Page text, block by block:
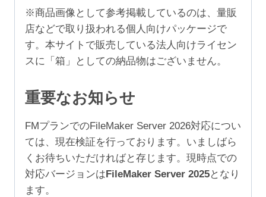
ラ
イ
セ
ン
保
守
1
年
（50-
99
ユ
※商品画像として参考掲載しているのは、量販
店などで取り扱われる個人向けパッケージで
す。本サイトで販売している法人向けライセン
スに「箱」としての納品物はございません。
重要なお知らせ
FMプランでのFileMaker Server 2026対応につい
ては、現在検証を行っております。いましばら
くお待ちいただければと存じます。現時点での
対応バージョンは FileMaker Server 2025となり
ます。